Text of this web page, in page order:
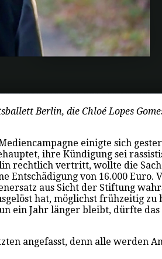
Berlin, die Chloé Lopes
einigte sich
ihre Kündigung sei
rechtlich vertritt, wollte die
von 16.000
aus Sicht der Stiftung
hat, möglichst frühzeitig
ein Jahr länger bleibt, dürfte
angefasst, denn alle werden